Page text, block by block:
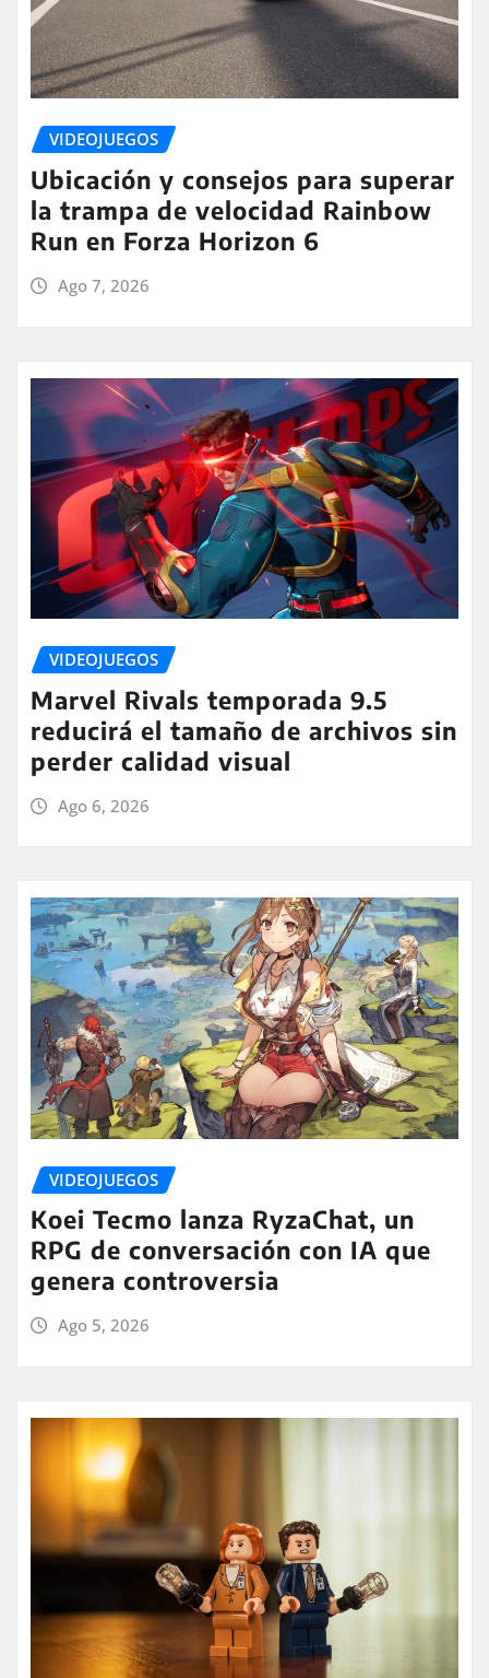
VIDEOJUEGOS
Ubicación y consejos para superar
la trampa de velocidad Rainbow
Run en Forza Horizon 6
Ago 7, 2026
VIDEOJUEGOS
Marvel Rivals temporada 9.5
reducirá el tamaño de archivos sin
perder calidad visual
Ago 6, 2026
VIDEOJUEGOS
Koei Tecmo lanza RyzaChat, un
RPG de conversación con IA que
genera controversia
Ago 5, 2026